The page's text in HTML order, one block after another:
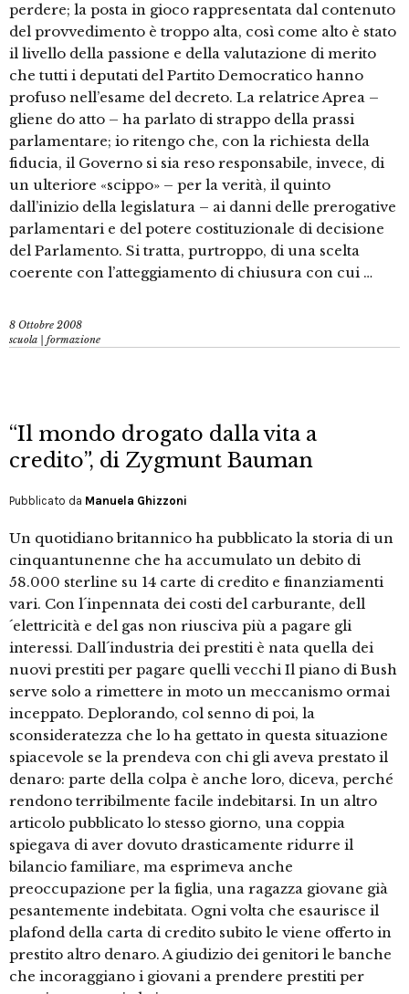
perdere; la posta in gioco rappresentata dal contenuto
del provvedimento è troppo alta, così come alto è stato
il livello della passione e della valutazione di merito
che tutti i deputati del Partito Democratico hanno
profuso nell’esame del decreto. La relatrice Aprea –
gliene do atto – ha parlato di strappo della prassi
parlamentare; io ritengo che, con la richiesta della
fiducia, il Governo si sia reso responsabile, invece, di
un ulteriore «scippo» – per la verità, il quinto
dall’inizio della legislatura – ai danni delle prerogative
parlamentari e del potere costituzionale di decisione
del Parlamento. Si tratta, purtroppo, di una scelta
coerente con l’atteggiamento di chiusura con cui …
8 Ottobre 2008
scuola | formazione
“Il mondo drogato dalla vita a
credito”, di Zygmunt Bauman
Pubblicato da Manuela Ghizzoni
Un quotidiano britannico ha pubblicato la storia di un
cinquantunenne che ha accumulato un debito di
58.000 sterline su 14 carte di credito e finanziamenti
vari. Con l´inpennata dei costi del carburante, dell
´elettricità e del gas non riusciva più a pagare gli
interessi. Dall´industria dei prestiti è nata quella dei
nuovi prestiti per pagare quelli vecchi Il piano di Bush
serve solo a rimettere in moto un meccanismo ormai
inceppato. Deplorando, col senno di poi, la
sconsideratezza che lo ha gettato in questa situazione
spiacevole se la prendeva con chi gli aveva prestato il
denaro: parte della colpa è anche loro, diceva, perché
rendono terribilmente facile indebitarsi. In un altro
articolo pubblicato lo stesso giorno, una coppia
spiegava di aver dovuto drasticamente ridurre il
bilancio familiare, ma esprimeva anche
preoccupazione per la figlia, una ragazza giovane già
pesantemente indebitata. Ogni volta che esaurisce il
plafond della carta di credito subito le viene offerto in
prestito altro denaro. A giudizio dei genitori le banche
che incoraggiano i giovani a prendere prestiti per